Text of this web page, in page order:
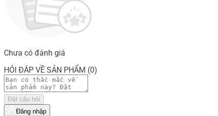
Chưa có đánh giá
HỎI ĐÁP VỀ SẢN PHẨM (0)
Đặt câu hỏi
Đăng nhập